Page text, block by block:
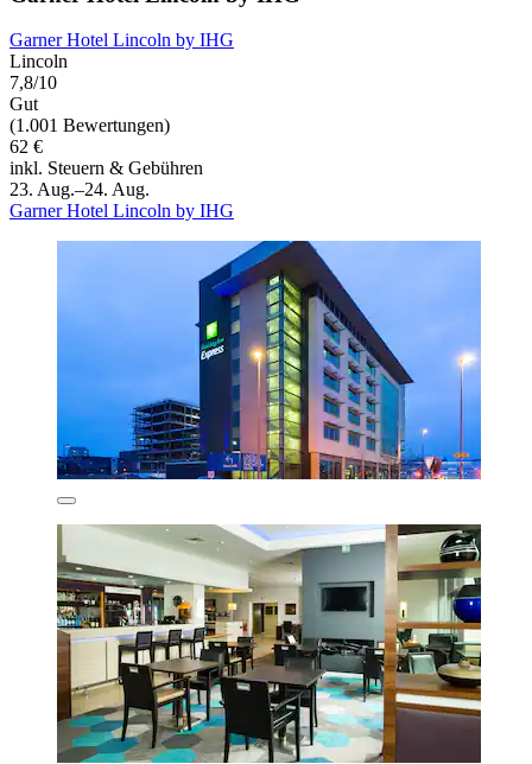
Garner Hotel Lincoln by IHG
Lincoln
7,8/10
Gut
(1.001 Bewertungen)
62 €
inkl. Steuern & Gebühren
23. Aug.–24. Aug.
Garner Hotel Lincoln by IHG